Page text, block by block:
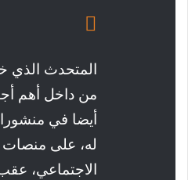
المتحدث الذي
من داخل أهم
أيضا في
له، على منصات
الاجتماعي،